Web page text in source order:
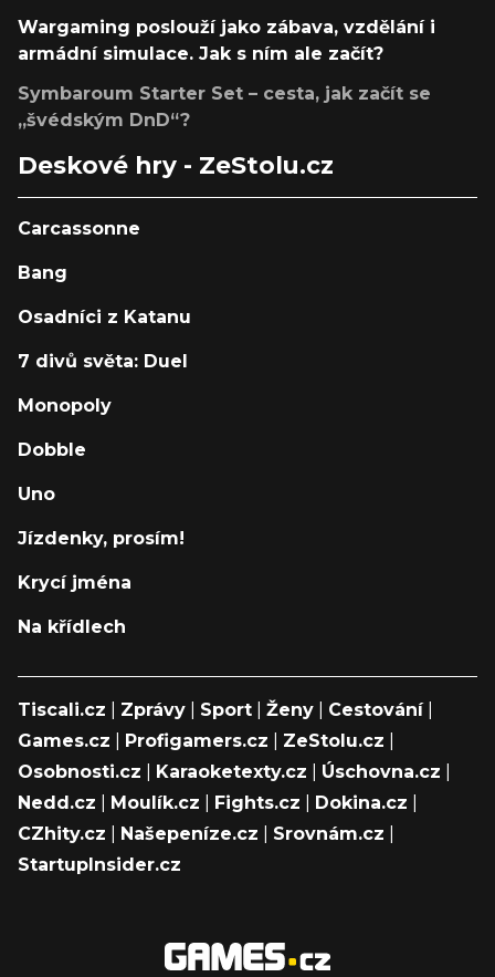
Wargaming poslouží jako zábava, vzdělání i
armádní simulace. Jak s ním ale začít?
Symbaroum Starter Set – cesta, jak začít se
„švédským DnD“?
Deskové hry - ZeStolu.cz
Carcassonne
Bang
Osadníci z Katanu
7 divů světa: Duel
Monopoly
Dobble
Uno
Jízdenky, prosím!
Krycí jména
Na křídlech
Tiscali.cz Zprávy Sport Ženy Cestování|
Games.cz
Profigamers.cz ZeStolu.cz
Osobnosti.cz
Karaoketexty.cz Úschovna.cz
Nedd.cz
Moulík.cz Fights.cz Dokina.cz
CZhity.cz
Našepeníze.cz Srovnám.cz
StartupInsider.cz